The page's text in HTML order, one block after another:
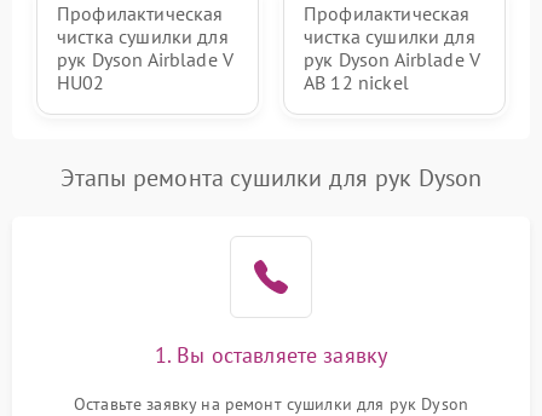
Профилактическая
чистка сушилки для
рук Dyson Airblade V
HU02
Профилактическая
чистка сушилки для
рук Dyson Airblade V
AB 12 nickel
Этапы ремонта сушилки для рук Dyson
1. Вы оставляете заявку
Оставьте заявку на ремонт сушилки для рук Dyson